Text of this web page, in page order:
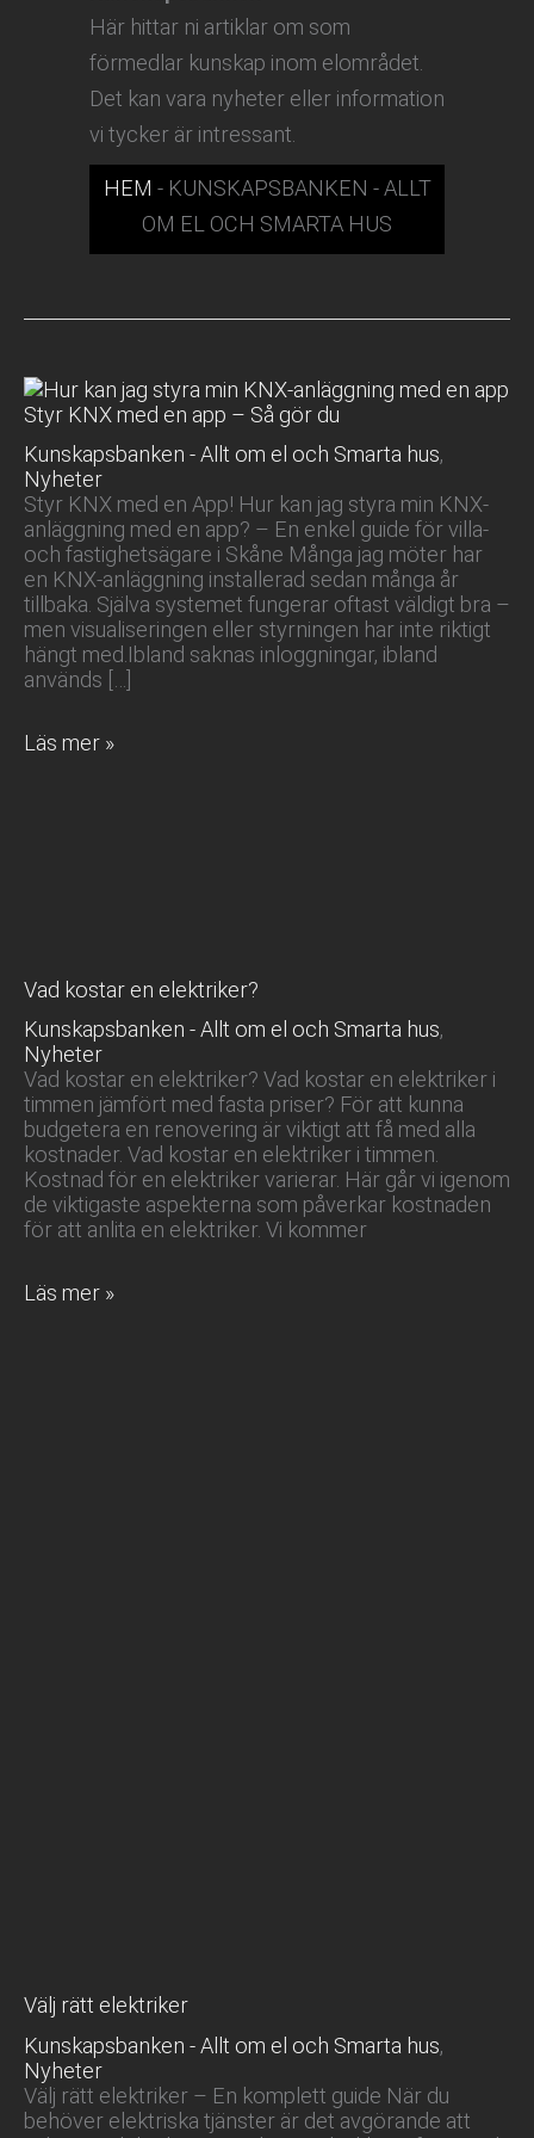
Här hittar ni artiklar om som
förmedlar kunskap inom elområdet.
Det kan vara nyheter eller information
vi tycker är intressant.
HEM - KUNSKAPSBANKEN - ALLT
OM EL OCH SMARTA HUS
Styr KNX med en app – Så gör du
Kunskapsbanken - Allt om el och Smarta hus,
Nyheter
Styr KNX med en App! Hur kan jag styra min KNX-
anläggning med en app? – En enkel guide för villa-
och fastighetsägare i Skåne Många jag möter har
en KNX-anläggning installerad sedan många år
tillbaka. Själva systemet fungerar oftast väldigt bra –
men visualiseringen eller styrningen har inte riktigt
hängt med.Ibland saknas inloggningar, ibland
används […]
Styr
Läs mer »
Vad kostar en elektriker?
Kunskapsbanken - Allt om el och Smarta hus,
Nyheter
Vad kostar en elektriker? Vad kostar en elektriker i
timmen jämfört med fasta priser? För att kunna
budgetera en renovering är viktigt att få med alla
kostnader. Vad kostar en elektriker i timmen.
Kostnad för en elektriker varierar. Här går vi igenom
de viktigaste aspekterna som påverkar kostnaden
för att anlita en elektriker. Vi kommer
Vad
Läs mer »
Välj rätt elektriker
Kunskapsbanken - Allt om el och Smarta hus,
Nyheter
Välj rätt elektriker – En komplett guide När du
behöver elektriska tjänster är det avgörande att